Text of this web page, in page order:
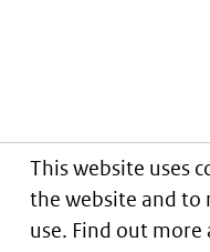
This website uses
the website and to
use. Find out